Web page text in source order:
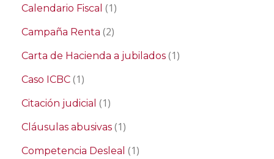
Calendario Fiscal (1)
Campaña Renta (2)
Carta de Hacienda a jubilados (1)
Caso ICBC (1)
Citación judicial (1)
Cláusulas abusivas (1)
Competencia Desleal (1)